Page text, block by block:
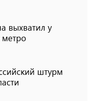
выхватил у
штурм